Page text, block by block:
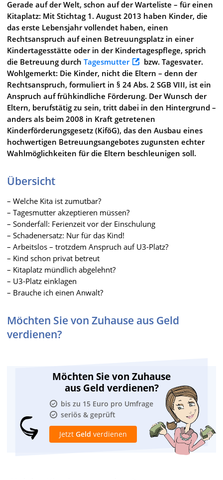
Gerade auf der Welt, schon auf der Warteliste – für einen
Kitaplatz: Mit Stichtag 1. August 2013 haben Kinder, die
das erste Lebensjahr vollendet haben, einen
Rechtsanspruch auf einen Betreuungsplatz in einer
Kindertagesstätte oder in der Kindertagespflege, sprich
die Betreuung durch Tagesmutter
bzw. Tagesvater.
Wohlgemerkt: Die Kinder, nicht die Eltern – denn der
Rechtsanspruch, formuliert in § 24 Abs. 2 SGB VIII, ist ein
Anspruch auf frühkindliche Förderung. Der Wunsch der
Eltern, berufstätig zu sein, tritt dabei in den Hintergrund –
anders als beim 2008 in Kraft getretenen
Kinderförderungsgesetz (KiföG), das den Ausbau eines
hochwertigen Betreuungsangebotes zugunsten echter
Wahlmöglichkeiten für die Eltern beschleunigen soll.
Übersicht
– Welche Kita ist zumutbar?
– Tagesmutter akzeptieren müssen?
– Sonderfall: Ferienzeit vor der Einschulung
– Schadenersatz: Nur für das Kind!
– Arbeitslos – trotzdem Anspruch auf U3-Platz?
– Kind schon privat betreut
– Kitaplatz mündlich abgelehnt?
– U3-Platz einklagen
– Brauche ich einen Anwalt?
Möchten Sie von Zuhause aus Geld
verdienen?
Möchten Sie von Zuhause
aus Geld verdienen?
bis zu 15 Euro pro Umfrage
seriös & geprüft
Jetzt Geld verdienen